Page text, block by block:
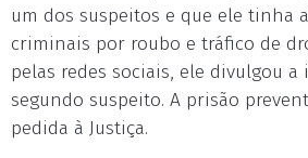
um dos suspeitos e que ele tinha
criminais por roubo e tráfico de
pelas redes sociais, ele divulgou
segundo suspeito. A prisão
pedida à Justiça.